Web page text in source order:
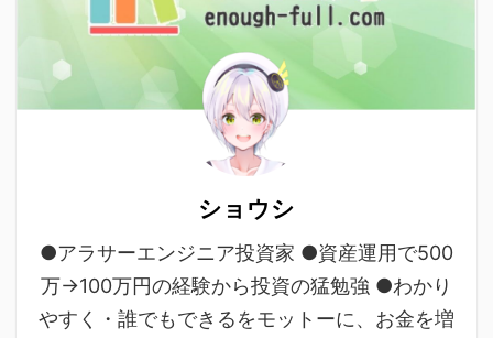
ショウシ
●アラサーエンジニア投資家 ●資産運用で500
万→100万円の経験から投資の猛勉強 ●わかり
やすく・誰でもできるをモットーに、お金を増